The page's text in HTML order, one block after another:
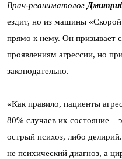
Врач-реаниматолог
ездит, но из машины
прямо к нему. Он призывает
проявлениям агрессии, но
законодательно.
«Как правило, пациенты
80% случаев их состояние –
острый психоз, либо
не психический диагноз, а